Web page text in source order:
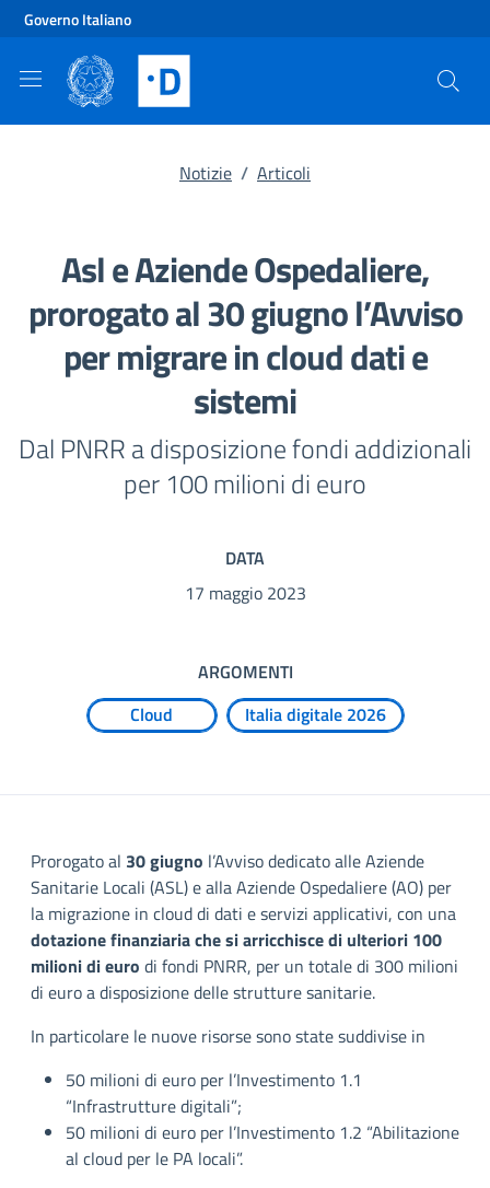
Vai al contenuto principale
Vai al footer
Governo Italiano
Notizie / Articoli
Asl e Aziende Ospedaliere,
prorogato al 30 giugno l’Avviso
per migrare in cloud dati e
sistemi
Dal PNRR a disposizione fondi addizionali
per 100 milioni di euro
DATA
17 maggio 2023
ARGOMENTI
Cloud
Italia digitale 2026
Prorogato al 30 giugno l’Avviso dedicato alle Aziende
Sanitarie Locali (ASL) e alla Aziende Ospedaliere (AO) per
la migrazione in cloud di dati e servizi applicativi, con una
dotazione finanziaria che si arricchisce di ulteriori 100
milioni di euro di fondi PNRR, per un totale di 300 milioni
di euro a disposizione delle strutture sanitarie.
In particolare le nuove risorse sono state suddivise in
50 milioni di euro per l’Investimento 1.1
“Infrastrutture digitali”;
50 milioni di euro per l’Investimento 1.2 “Abilitazione
al cloud per le PA locali”.